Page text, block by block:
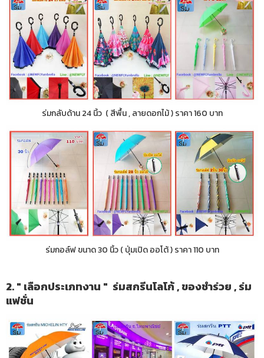
ร่มกลับด้าน 24 นิ้ว ( สีพื้น , ลายดอกไม้ ) ราคา 160 บาท
ร่มกอล์ฟ ขนาด 30 นิ้ว ( ปุ่มเปิด ออโต้ ) ราคา 110 บาท
2. " เลือกประเภทงาน " ร่มสกรีนโลโก้ , ของชำร่วย , ร่ม
แฟชั่น